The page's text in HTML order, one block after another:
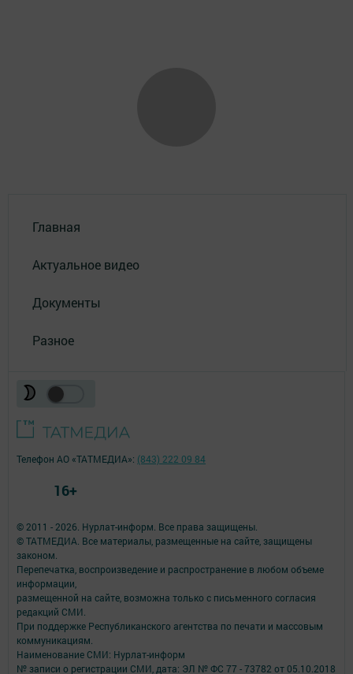
Главная
Актуальное видео
Документы
Разное
© 2011 - 2026. Нурлат-⁠информ. Все права защищены.
© ТАТМЕДИА. Все материалы, размещенные на сайте, защищены
законом.
Перепечатка, воспроизведение и распространение в любом объеме
информации,
размещенной на сайте, возможна только с письменного согласия
редакций СМИ.
При поддержке Республиканского агентства по печати и массовым
коммуникациям.
Наименование СМИ: Нурлат-⁠информ
№ записи о регистрации СМИ, дата: ЭЛ № ФС 77 -⁠ 73782 от 05.10.2018
Телефон АО «ТАТМЕДИА»: (843) 222 09 84
16+